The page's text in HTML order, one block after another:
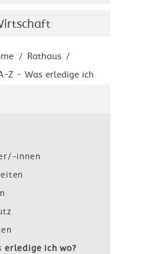
/ Rathaus /
Z - Was erledige ich
innen
erledige ich wo?